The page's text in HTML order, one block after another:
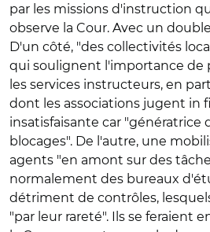
par les missions d'instruction
observe la Cour. Avec un
D'un côté, "des collectivités
qui soulignent l'importance de
les services instructeurs, en
dont les associations jugent in
insatisfaisante car "génératrice
blocages". De l'autre, une
agents "en amont sur des
normalement des bureaux
détriment de contrôles,
"par leur rareté". Ils se feraient